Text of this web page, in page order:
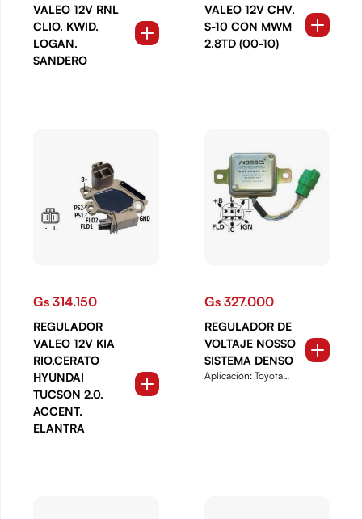
VALEO 12V RNL
CLIO. KWID.
LOGAN.
SANDERO
VALEO 12V CHV.
S-10 CON MWM
2.8TD (00-10)
Gs 314.150
REGULADOR
VALEO 12V KIA
RIO.CERATO
HYUNDAI
TUCSON 2.0.
ACCENT.
ELANTRA
Gs 327.000
REGULADOR DE
VOLTAJE NOSSO
SISTEMA DENSO
Aplicación: Toyota